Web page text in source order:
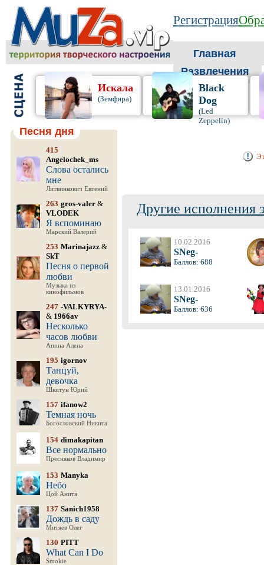
Регистрация
Главная
Развлечения
Искала
(Земфира)
Black
Dog
(Led
Zeppelin)
Песня дня
415
Angelochek_ms
Слова остались
мне
Литвинкович Евгений
263 gros-valer &
VLODEK
Я вспоминаю
Марский Валерий
253 Marinajazz &
SkT
Песня о первой
любви
Музыка из
кинофильмов
247 -VALKYRYA-
& 1966av
Несколько
часов любви
Апина Алена
195 igornov
Танцуй,
девочка
Шкитун Юрий
157 ifanow2
Темная ночь
Богословский Никита
154 dimakapitan
Все нормально
Пресняков Владимир
153 Manyka
Небо
Цой Анита
137 Sanich1958
Дождь в саду
Митяев Олег
130 PITT
What Can I Do
Smokie
Другие исполнения
10.02.2016
SNeg-
Баллов: 688
13.01.2016
SNeg-
Баллов: 636